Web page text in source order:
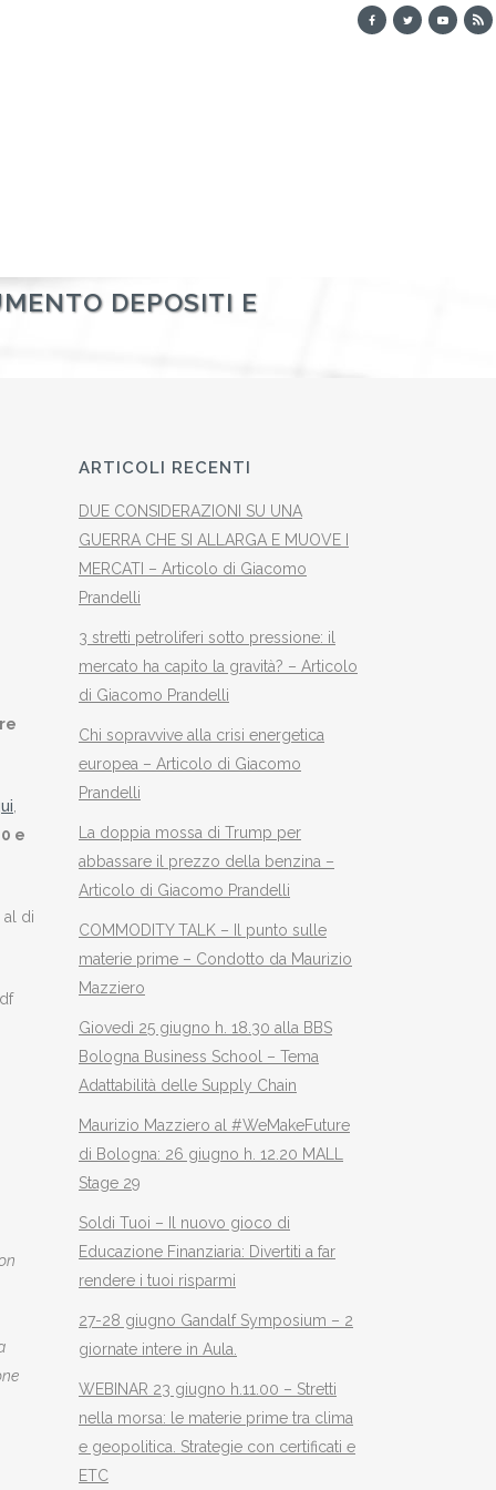
DEPOSITI E
e
al di
ARTICOLI RECENTI
DUE CONSIDERAZIONI SU UNA
GUERRA CHE SI ALLARGA E MUOVE I
MERCATI – Articolo di Giacomo
Prandelli
3 stretti petroliferi sotto pressione: il
mercato ha capito la gravità? – Articolo
di Giacomo Prandelli
Chi sopravvive alla crisi energetica
europea – Articolo di Giacomo
Prandelli
La doppia mossa di Trump per
abbassare il prezzo della benzina –
Articolo di Giacomo Prandelli
COMMODITY TALK – Il punto sulle
materie prime – Condotto da Maurizio
Mazziero
Giovedì 25 giugno h. 18.30 alla BBS
Bologna Business School – Tema
Adattabilità delle Supply Chain
Maurizio Mazziero al #WeMakeFuture
di Bologna: 26 giugno h. 12.20 MALL
Stage 29
Soldi Tuoi – Il nuovo gioco di
Educazione Finanziaria: Divertiti a far
rendere i tuoi risparmi
27-28 giugno Gandalf Symposium – 2
giornate intere in Aula.
WEBINAR 23 giugno h.11.00 – Stretti
nella morsa: le materie prime tra clima
e geopolitica. Strategie con certificati e
ETC